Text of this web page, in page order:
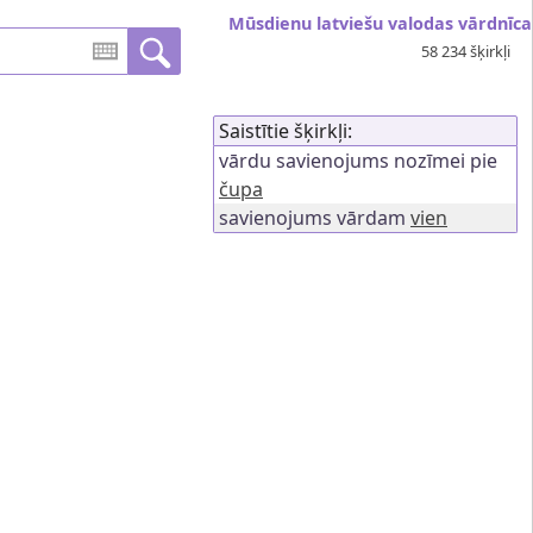
Mūsdienu latviešu valodas vārdnīca
58 234 šķirkļi
Saistītie šķirkļi:
vārdu savienojums nozīmei pie
čupa
savienojums vārdam vien